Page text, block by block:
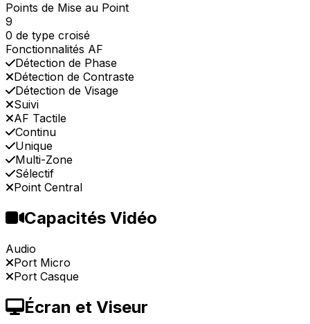
Points de Mise au Point
9
0 de type croisé
Fonctionnalités AF
Détection de Phase
Détection de Contraste
Détection de Visage
Suivi
AF Tactile
Continu
Unique
Multi-Zone
Sélectif
Point Central
Capacités Vidéo
Audio
Port Micro
Port Casque
Écran et Viseur